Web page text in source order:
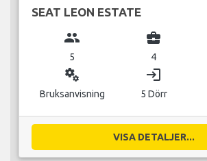
SEAT LEON ESTATE
group
5
business_center
4
miscellaneous_services
Bruksanvisning
login
5 Dörr
VISA DETALJER...